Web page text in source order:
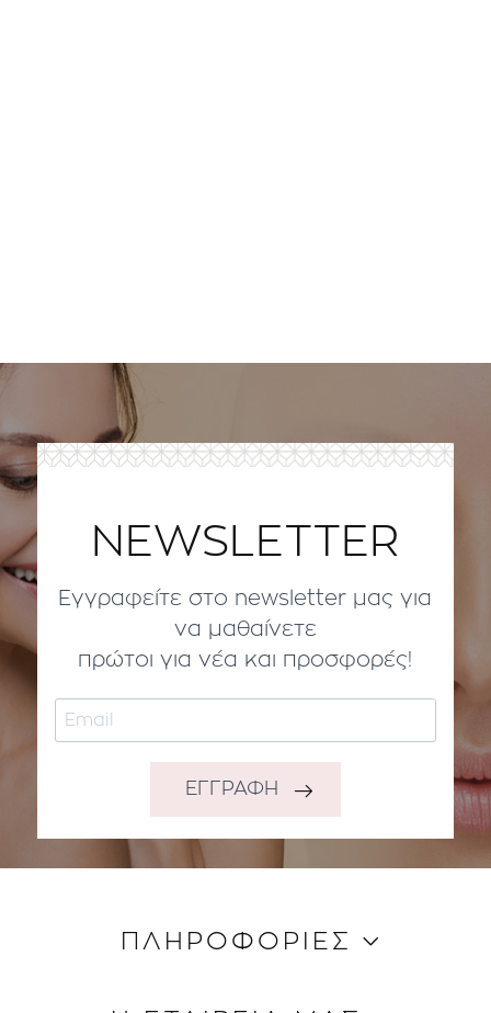
NEWSLETTER
Εγγραφείτε στο newsletter μας για
να μαθαίνετε
πρώτοι για νέα και προσφορές!
ΕΓΓΡΑΦΗ
ΠΛΗΡΟΦΟΡΙΕΣ